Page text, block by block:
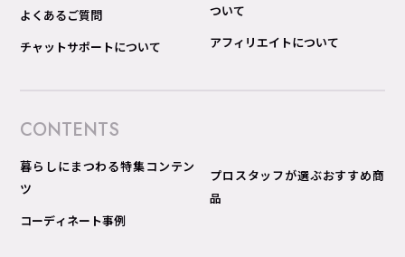
よくあるご質問
チャットサポートについて
ついて
アフィリエイトについて
CONTENTS
暮らしにまつわる特集コンテン
ツ
コーディネート事例
プロスタッフが選ぶおすすめ商
品